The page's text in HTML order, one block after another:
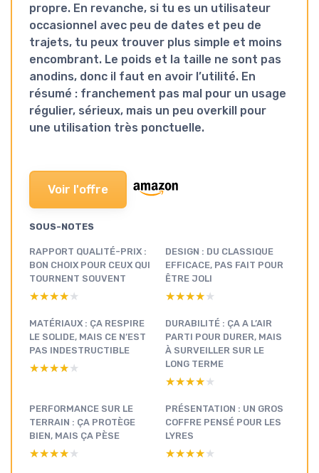
propre. En revanche, si tu es un utilisateur
occasionnel avec peu de dates et peu de
trajets, tu peux trouver plus simple et moins
encombrant. Le poids et la taille ne sont pas
anodins, donc il faut en avoir l’utilité. En
résumé : franchement pas mal pour un usage
régulier, sérieux, mais un peu overkill pour
une utilisation très ponctuelle.
Voir l'offre
SOUS-NOTES
RAPPORT QUALITÉ-PRIX :
BON CHOIX POUR CEUX QUI
TOURNENT SOUVENT
★★★★★
★★★★★
DESIGN : DU CLASSIQUE
EFFICACE, PAS FAIT POUR
ÊTRE JOLI
★★★★★
★★★★★
MATÉRIAUX : ÇA RESPIRE
LE SOLIDE, MAIS CE N’EST
PAS INDESTRUCTIBLE
★★★★★
★★★★★
DURABILITÉ : ÇA A L’AIR
PARTI POUR DURER, MAIS
À SURVEILLER SUR LE
LONG TERME
★★★★★
★★★★★
PERFORMANCE SUR LE
TERRAIN : ÇA PROTÈGE
BIEN, MAIS ÇA PÈSE
★★★★★
★★★★★
PRÉSENTATION : UN GROS
COFFRE PENSÉ POUR LES
LYRES
★★★★★
★★★★★